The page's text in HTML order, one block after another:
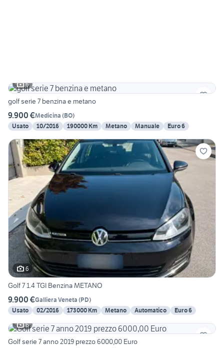
6
golf serie 7 benzina e metano
9.900 €Medicina (BO)
Usato
10/2016 190000 Km Metano Manuale Euro 6
6
Golf 7 1.4 TGI Benzina METANO
9.900 €Galliera Veneta (PD)
Usato
02/2016 173000 Km Metano Automatico
Euro 6
6
Golf serie 7 anno 2019 prezzo 6000,00 Euro